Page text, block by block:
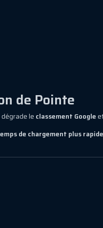
de Pointe
dégrade le classement Google
de chargement plus